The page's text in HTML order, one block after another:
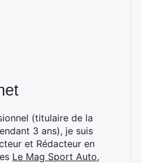
(titulaire de la
3 ans), je suis
et Rédacteur en
Le Mag Sport Auto,